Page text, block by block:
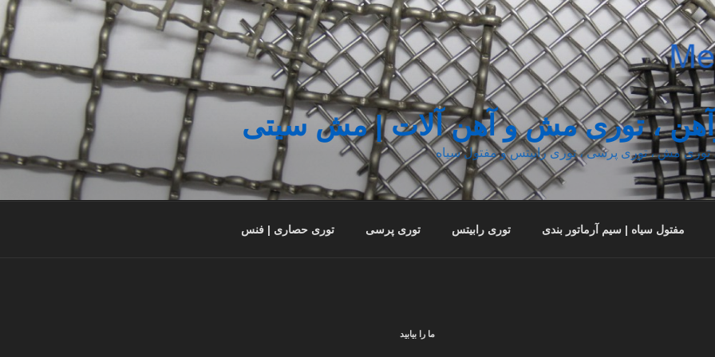
، توری مش و آهن آلات | مش سیتی
، توری مش ، توری پرسی ، توری رابیتس و مفتول سیاه
مفتول سیاه | سیم آرماتور بندی توری رابیتس توری پرسی توری حصاری | فنس
ما را بیابید